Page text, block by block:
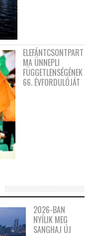
ELEFÁNTCSONTPART
MA ÜNNEPLI
FÜGGETLENSÉGÉNEK
66. ÉVFORDULÓJÁT
2026-BAN
NYÍLIK MEG
SANGHAJ ÚJ